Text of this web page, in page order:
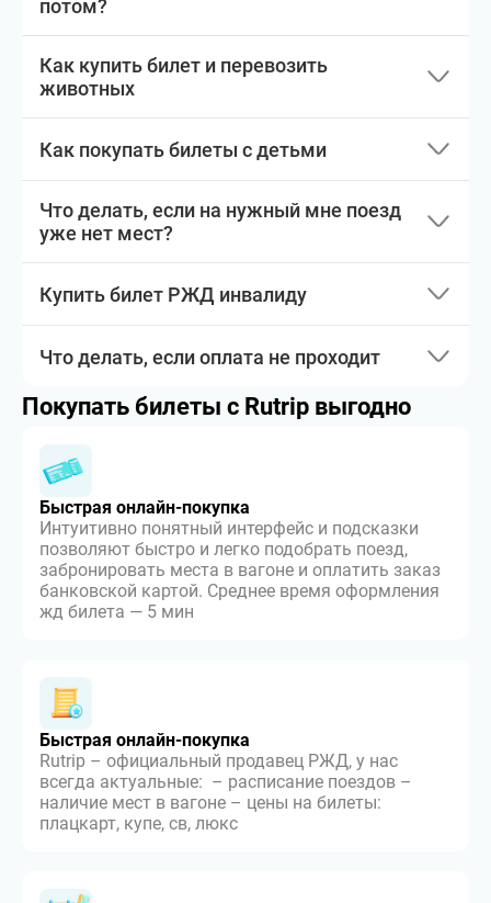
потом?
Как купить билет и перевозить
животных
Как покупать билеты с детьми
Что делать, если на нужный мне поезд
уже нет мест?
Купить билет РЖД инвалиду
Что делать, если оплата не проходит
Покупать билеты с Rutrip выгодно
Быстрая онлайн-покупка
Интуитивно понятный интерфейс и подсказки
позволяют быстро и легко подобрать поезд,
забронировать места в вагоне и оплатить заказ
банковской картой. Среднее время оформления
жд билета — 5 мин
Быстрая онлайн-покупка
Rutrip – официальный продавец РЖД, у нас
всегда актуальные: – расписание поездов –
наличие мест в вагоне – цены на билеты:
плацкарт, купе, св, люкс